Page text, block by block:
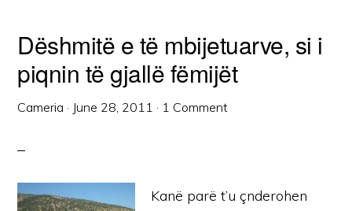
Dëshmitë e të mbijetuarve, si i
piqnin të gjallë fëmijët
Cameria · June 28, 2011 · 1 Comment
Kanë parë t’u çnderohen